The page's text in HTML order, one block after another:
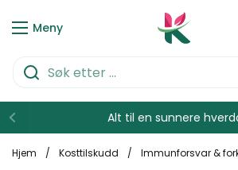
Meny
Alt til en sunnere
Hjem / Kosttilskudd / Immunforsvar &